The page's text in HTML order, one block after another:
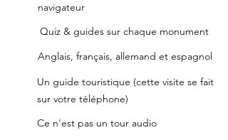
navigateur
Quiz & guides sur chaque monument
Anglais, français, allemand et espagnol
Un guide touristique (cette visite se fait
sur votre téléphone)
Ce n'est pas un tour audio